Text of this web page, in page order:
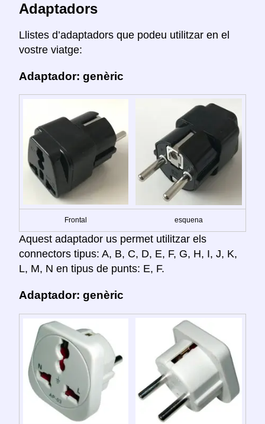
Adaptadors
Llistes d’adaptadors que podeu utilitzar en el
vostre viatge:
Adaptador: genèric
Frontal esquena
Aquest adaptador us permet utilitzar els
connectors tipus: A, B, C, D, E, F, G, H, I, J, K,
L, M, N en tipus de punts: E, F.
Adaptador: genèric